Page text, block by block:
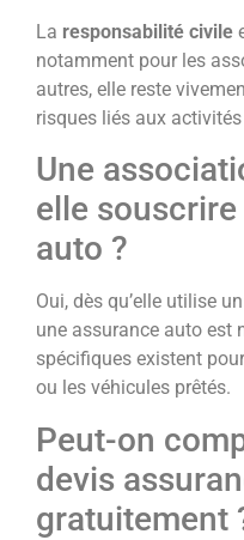
La responsabilité civile
notamment pour les
autres, elle reste
risques liés aux
Une
elle
auto ?
Oui, dès qu’elle utilise un
une assurance auto est
spécifiques existent
ou les véhicules prêtés.
Peut-on
devis
gratuitement